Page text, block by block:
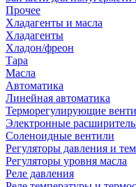
Прочее
Хладагенты и масла
Хладагенты
Хладон/фреон
Тара
Масла
Автоматика
Линейная автоматика
Терморегулирующие
Электронные
Соленоидные вентили
Регуляторы давления и
Регуляторы уровня масла
Реле давления